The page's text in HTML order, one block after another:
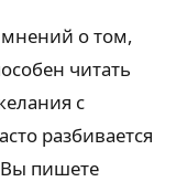
мнений о том,
читать
с
разбивается
пишете